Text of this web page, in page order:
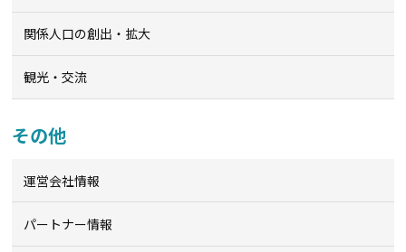
関係人口の創出・拡大
観光・交流
その他
運営会社情報
パートナー情報